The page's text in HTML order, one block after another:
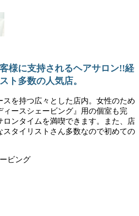
様に支持されるヘアサロン!!経
ト多数の人気店。
スを持つ広々とした店内。女性のため
ィースシェービング』用の個室も完
ロンタイムを満喫できます。また、店
スタイリストさん多数なので初めての
ビング